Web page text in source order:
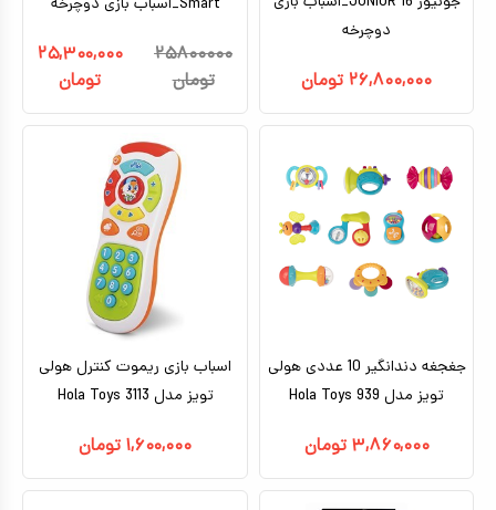
دوچرخه
۲۶,۸۰۰,۰۰۰ تومان
Smart_اسباب بازی دوچرخه
۲۵۸۰۰۰۰۰
تومان
۲۵,۳۰۰,۰۰۰
تومان
جغجغه دندانگیر 10 عددی هولی
تویز مدل 939 Hola Toys
۳,۸۶۰,۰۰۰ تومان
اسباب بازی ریموت کنترل هولی
تویز مدل 3113 Hola Toys
۱,۶۰۰,۰۰۰ تومان